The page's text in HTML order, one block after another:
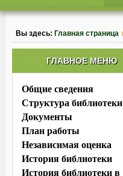
Вы здесь: Главная страница
ГЛАВНОЕ МЕНЮ
Общие сведения
Структура библиотеки
Документы
План работы
Независимая оценка
История библиотеки
История библиотеки в